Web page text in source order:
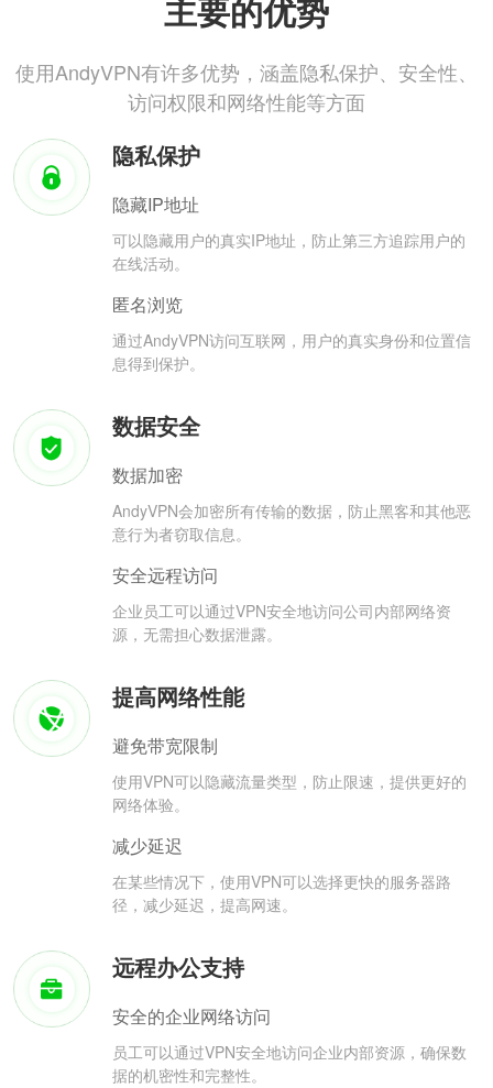
主要的优势
使用AndyVPN有许多优势，涵盖隐私保护、安全性、
访问权限和网络性能等方面
隐私保护
隐藏IP地址
可以隐藏用户的真实IP地址，防止第三方追踪用户的
在线活动。
匿名浏览
通过AndyVPN访问互联网，用户的真实身份和位置信
息得到保护。
数据安全
数据加密
AndyVPN会加密所有传输的数据，防止黑客和其他恶
意行为者窃取信息。
安全远程访问
企业员工可以通过VPN安全地访问公司内部网络资
源，无需担心数据泄露。
提高网络性能
避免带宽限制
使用VPN可以隐藏流量类型，防止限速，提供更好的
网络体验。
减少延迟
在某些情况下，使用VPN可以选择更快的服务器路
径，减少延迟，提高网速。
远程办公支持
安全的企业网络访问
员工可以通过VPN安全地访问企业内部资源，确保数
据的机密性和完整性。